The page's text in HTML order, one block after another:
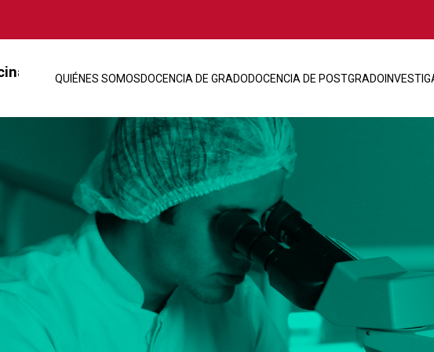
QUIÉNES SOMOSDOCENCIA DE GRADODOCENCIA DE POSTGRADO